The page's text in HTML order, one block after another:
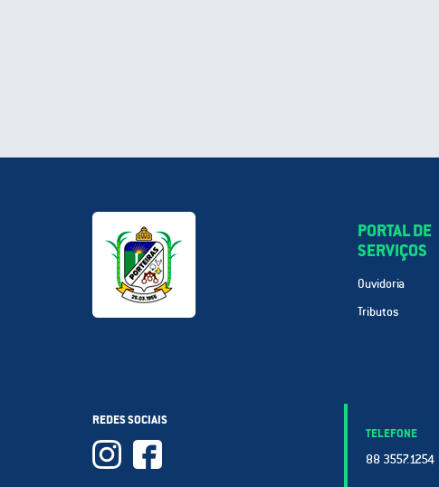
PORTAL DE
SERVIÇOS
Ouvidoria
Tributos
REDES SOCIAIS
TELEFONE
88 3557.1254